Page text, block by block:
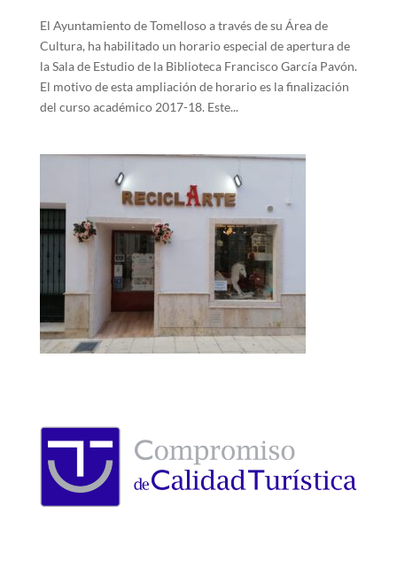
El Ayuntamiento de Tomelloso a través de su Área de
Cultura, ha habilitado un horario especial de apertura de
la Sala de Estudio de la Biblioteca Francisco García Pavón.
El motivo de esta ampliación de horario es la finalización
del curso académico 2017-18. Este...